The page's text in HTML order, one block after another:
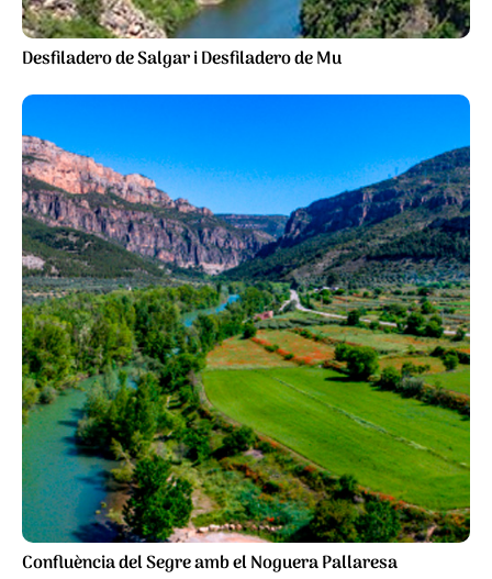
Desfiladero de Salgar i Desfiladero de Mu
Confluència del Segre amb el Noguera Pallaresa